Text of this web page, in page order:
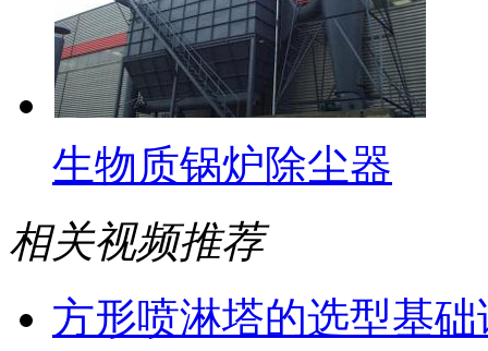
生物质锅炉除尘器
相关视频推荐
方形喷淋塔的选型基础